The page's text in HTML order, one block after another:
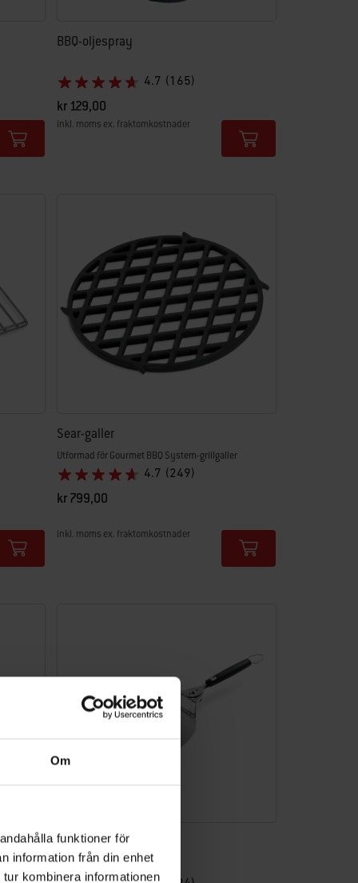
Om
funktioner för
information från din enhet
kombinera informationen
BBQ-oljespray
4.7 (165)
kr 129,00
inkl. moms ex. fraktomkostnader
Sear-galler
Utformad för Gourmet BBQ System-grillgaller
4.7 (249)
kr 799,00
inkl. moms ex. fraktomkostnader
Pizzaspade
Rostfritt stål, 57 x 32 cm